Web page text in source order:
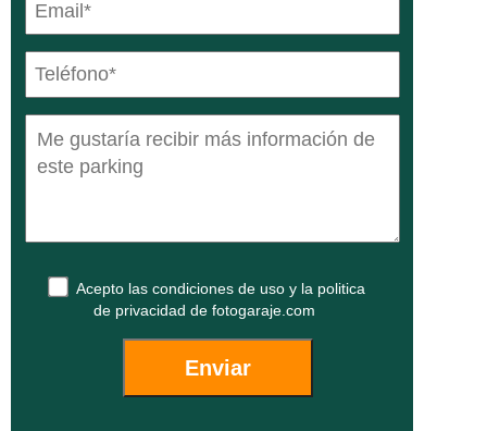
Acepto las condiciones de uso y la politica
de privacidad de fotogaraje.com